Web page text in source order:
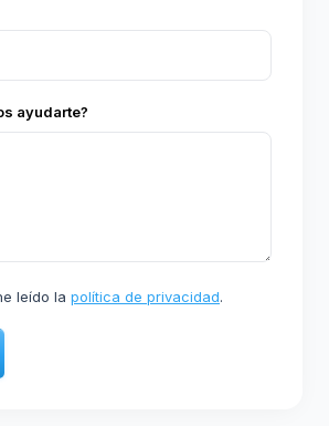
ayudarte?
leído la política de privacidad.